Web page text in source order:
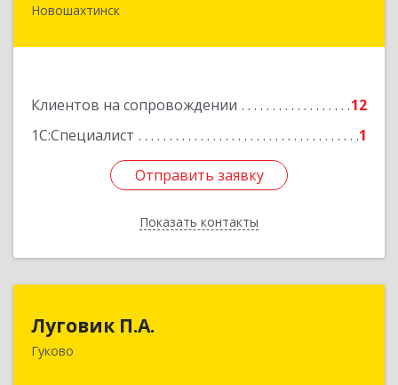
Новошахтинск
Клиентов на сопровождении
12
1С:Специалист
1
Отправить заявку
Показать контакты
346901, Ростовская обл, Новошахтинск г,
Отправить заявку
Назад
Луговик П.А.
Гуково